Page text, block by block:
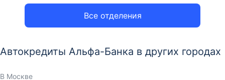
Все отделения
Автокредиты Альфа-Банка в других городах
В Москве